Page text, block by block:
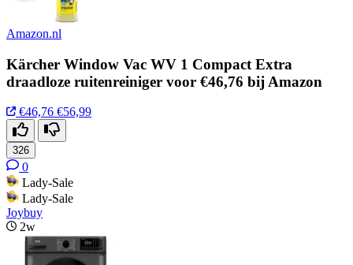
Amazon.nl
Kärcher Window Vac WV 1 Compact Extra
draadloze ruitenreiniger voor €46,76 bij Amazon
€46,76 €56,99
326
0
Lady-Sale
Lady-Sale
Joybuy
2w